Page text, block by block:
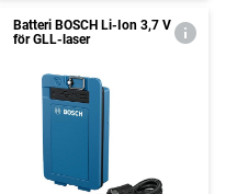
Batteri BOSCH Li-Ion 3,7 V
för GLL-laser